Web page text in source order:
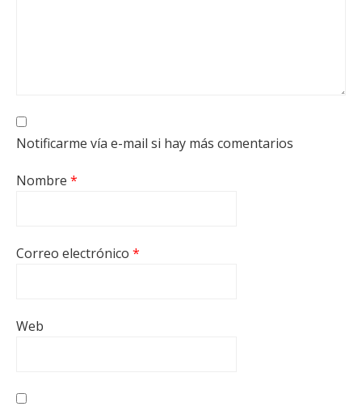
Notificarme vía e-mail si hay más comentarios
Nombre *
Correo electrónico *
Web